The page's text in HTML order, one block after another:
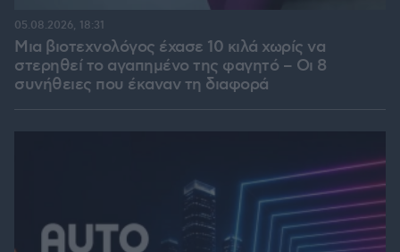
Μια βιοτεχνολόγος έχασε 10 κιλά χωρίς να
στερηθεί το αγαπημένο της φαγητό – Οι 8
συνήθειες που έκαναν τη διαφορά
05.08.2026, 18:31